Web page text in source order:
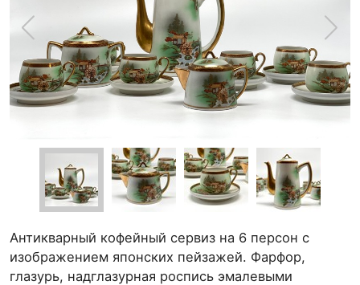
Антикварный кофейный сервиз на 6 персон с
изображением японских пейзажей. Фарфор,
глазурь, надглазурная роспись эмалевыми